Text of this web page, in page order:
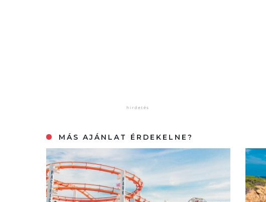
MÁS AJÁNLAT ÉRDEKELNE?